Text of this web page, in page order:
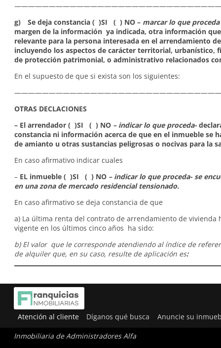
g) Se deja constancia ( )SI ( ) NO – marcar lo que proceda
margen de la información ya indicada, otra información
relevante para la persona interesada en el arrendamiento
incluyendo los aspectos de carácter territorial, urbanístico,
de protección patrimonial, o administrativo relacionados
En el supuesto de que si exista son los siguientes:
OTRAS DECLACIONES
– El arrendador ( )SI ( ) NO – indicar lo que proceda-
constancia ni información acerca de que en el inmueble se
de amianto u otras sustancias peligrosas o nocivas para la
En caso afirmativo indicar cuales
– EL inmueble ( )SI ( ) NO – indicar lo que proceda- se
en una zona de mercado residencial tensionado.
En caso afirmativo se deja constancia de que
a) La última renta del contrato de arrendamiento de vivienda
vigente en los últimos cinco años ha sido:
b) El valor que le corresponde atendiendo al índice de
de alquiler que, en su caso, resulte de aplicación es:
Atención al cliente Díganos qué busca Anuncie su
Inmobiliaria de Administradores Alfa